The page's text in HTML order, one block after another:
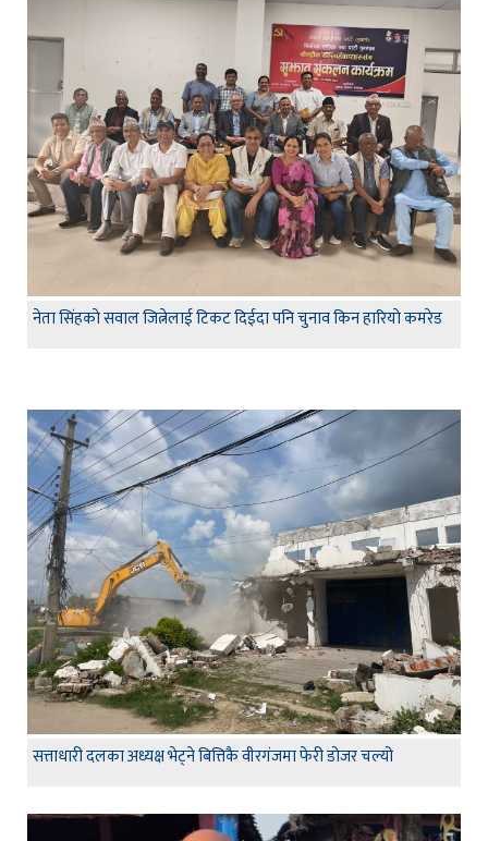
नेता सिंहकाे सवाल जित्नेलाई टिकट दिईदा पनि चुनाव किन हारियाे कमरेड
सत्ताधारी दलका अध्यक्ष भेट्ने बित्तिकै वीरगंजमा फेरी डोजर चल्यो